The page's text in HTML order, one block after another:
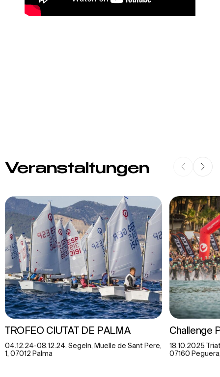
Veranstaltungen
TROFEO CIUTAT DE PALMA
04.12.24-08.12.24. Segeln, Muelle de Sant Pere,
1, 07012 Palma
Challenge
18.10.2025
07160